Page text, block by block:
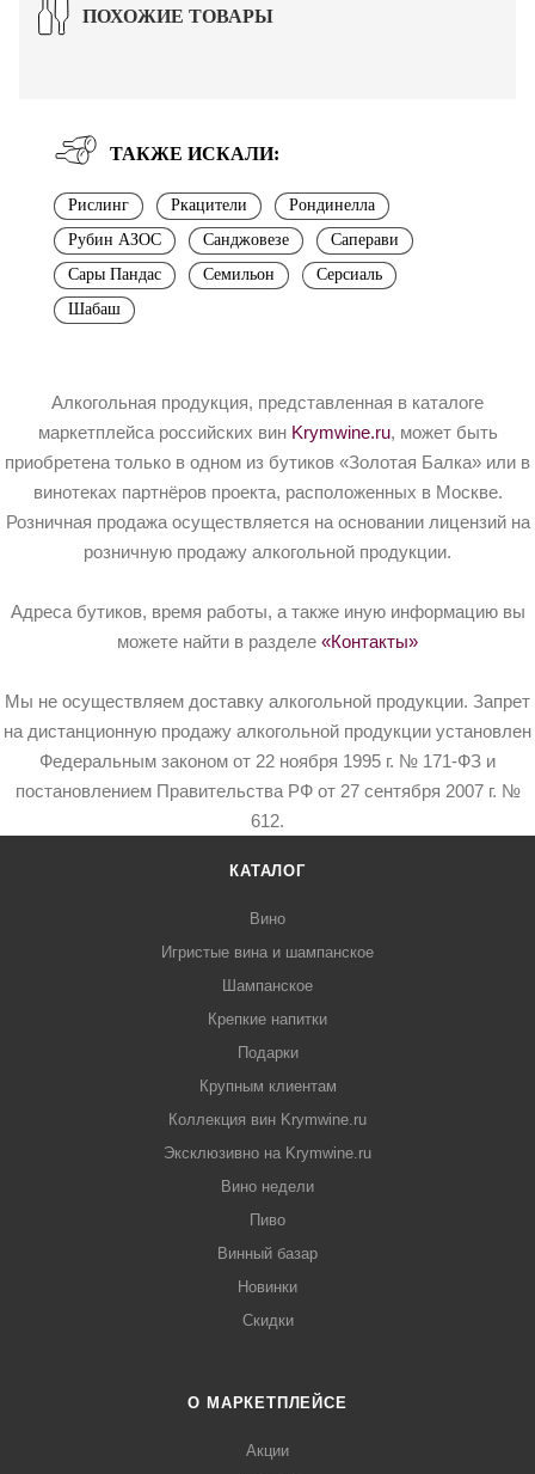
ПОХОЖИЕ ТОВАРЫ
ТАКЖЕ ИСКАЛИ:
Рислинг Ркацители
Рондинелла
Рубин АЗОС
Санджовезе
Саперави
Сары Пандас
Семильон
Серсиаль
Шабаш
Алкогольная продукция, представленная в каталоге
маркетплейса российских вин Krymwine.ru, может быть
приобретена только в одном из бутиков «Золотая Балка» или в
винотеках партнёров проекта, расположенных в Москве.
Розничная продажа осуществляется на основании лицензий на
розничную продажу алкогольной продукции.
Адреса бутиков, время работы, а также иную информацию вы
можете найти в разделе «Контакты»
Мы не осуществляем доставку алкогольной продукции. Запрет
на дистанционную продажу алкогольной продукции установлен
Федеральным законом от 22 ноября 1995 г. № 171-ФЗ и
постановлением Правительства РФ от 27 сентября 2007 г. №
612.
КАТАЛОГ
Вино
Игристые вина и шампанское
Шампанское
Крепкие напитки
Подарки
Крупным клиентам
Коллекция вин Krymwine.ru
Эксклюзивно на Krymwine.ru
Вино недели
Пиво
Винный базар
Новинки
Скидки
О МАРКЕТПЛЕЙСЕ
Акции